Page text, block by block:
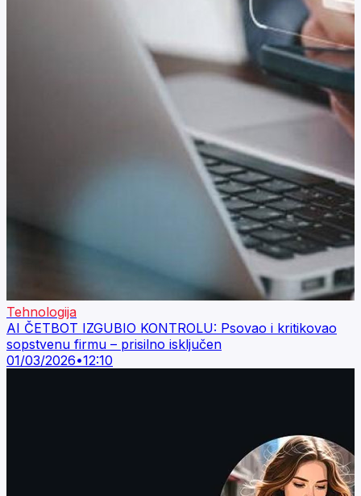
Tehnologija
AI ČETBOT IZGUBIO KONTROLU: Psovao i kritikovao
sopstvenu firmu – prisilno isključen
01/03/2026•12:10